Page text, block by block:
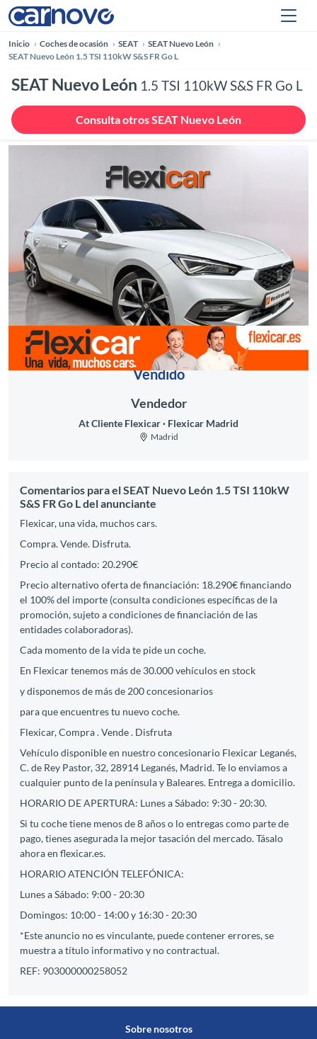
Inicio Coches de ocasión SEAT
SEAT Nuevo León
SEAT Nuevo León 1.5 TSI 110kW S&S FR Go L
SEAT Nuevo León 1.5 TSI 110kW S&S FR Go L
Consulta otros SEAT Nuevo León
Anterior
Vendido
Vendedor
At Cliente Flexicar Flexicar Madrid
Madrid
Comentarios para el SEAT Nuevo León 1.5 TSI 110kW
S&S FR Go L del anunciante
Flexicar, una vida, muchos cars.
Compra. Vende. Disfruta.
Precio al contado: 20.290€
Precio alternativo oferta de financiación: 18.290€ financiando
el 100% del importe (consulta condiciones específicas de la
promoción, sujeto a condiciones de financiación de las
entidades colaboradoras).
Cada momento de la vida te pide un coche.
En Flexicar tenemos más de 30.000 vehículos en stock
y disponemos de más de 200 concesionarios
para que encuentres tu nuevo coche.
Flexicar, Compra . Vende . Disfruta
Vehículo disponible en nuestro concesionario Flexicar Leganés,
C. de Rey Pastor, 32, 28914 Leganés, Madrid. Te lo enviamos a
cualquier punto de la península y Baleares. Entrega a domicilio.
HORARIO DE APERTURA: Lunes a Sábado: 9:30 - 20:30.
Si tu coche tiene menos de 8 años o lo entregas como parte de
pago, tienes asegurada la mejor tasación del mercado. Tásalo
ahora en flexicar.es.
HORARIO ATENCIÓN TELEFÓNICA:
Lunes a Sábado: 9:00 - 20:30
Domingos: 10:00 - 14:00 y 16:30 - 20:30
*Este anuncio no es vinculante, puede contener errores, se
muestra a título informativo y no contractual.
REF: 903000000258052
Sobre nosotros